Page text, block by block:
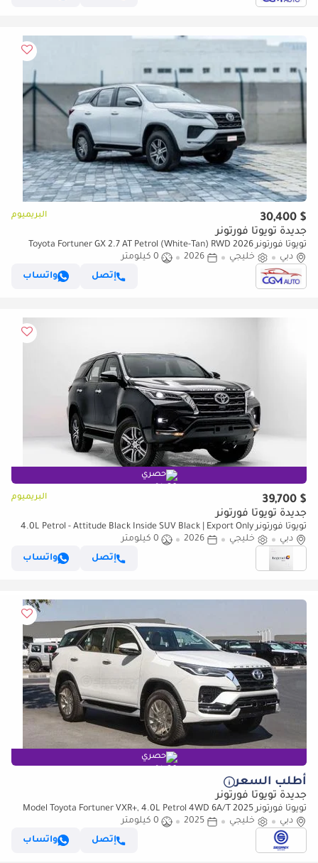
$ 30,400 البريميوم
جديدة تويوتا فورتونر
تويوتا فورتونر 2026 Toyota Fortuner GX 2.7 AT Petrol (White-Tan) RWD
دبي
خليجي 2026
0 كيلومتر
إتصل
واتساب
حصري
$ 39,700 البريميوم
جديدة تويوتا فورتونر
تويوتا فورتونر 4.0L Petrol - Attitude Black Inside SUV Black | Export Only
دبي
خليجي 2026
0 كيلومتر
إتصل
واتساب
حصري
أطلب السعر
جديدة تويوتا فورتونر
تويوتا فورتونر 2025 Model Toyota Fortuner VXR+, 4.0L Petrol 4WD 6A/T
دبي
خليجي 2025
0 كيلومتر
إتصل
واتساب